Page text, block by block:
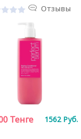
Отзывы
Тенге 1562 Руб.